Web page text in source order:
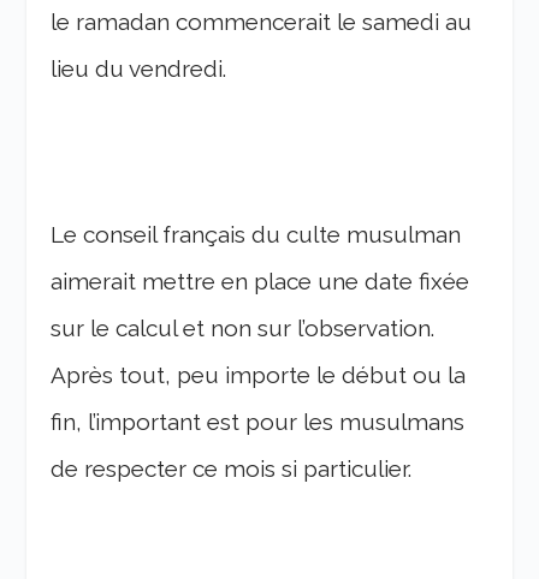
le ramadan commencerait le samedi au
lieu du vendredi.
Le conseil français du culte musulman
aimerait mettre en place une date fixée
sur le calcul et non sur l’observation.
Après tout, peu importe le début ou la
fin, l’important est pour les musulmans
de respecter ce mois si particulier.